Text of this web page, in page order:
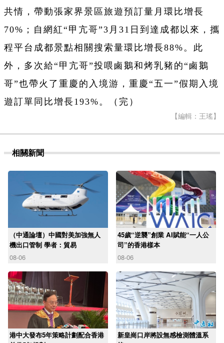
共情，帶動張家界景區旅遊預訂量月環比增長
70%；自網紅“甲亢哥”3月31日到達成都以來，攜
程平台成都景點相關搜索量環比增長88%。此
外，多次給“甲亢哥”投喂鹵鵝和烤乳豬的“鹵鵝
哥”也帶火了重慶的入境游，重慶“五一”假期入境
遊訂單同比增長193%。（完）
【編輯：王瑤】
相關新聞
（中通論壇）中國對美加強無人
機出口管制 學者：貿易
08-06
45歲“逆襲”創業 AI賦能“一人公
司”的香港樣本
08-06
港中大發布5年策略計劃配合香港
新皇崗口岸將設無感檢測體溫系